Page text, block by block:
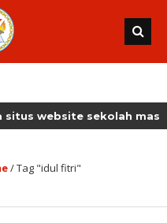
sekolah masehi
/Tag "idul fitri"